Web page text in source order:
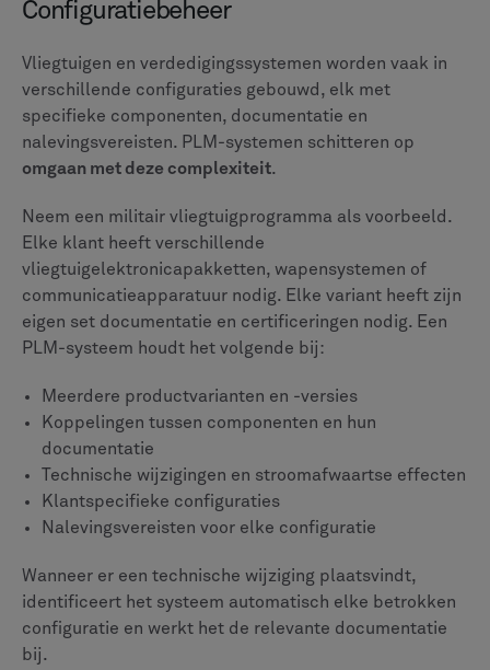
Integratie van de toeleveringsketen
De toeleveringsketen voor ruimtevaart en defensie
strekt zich uit over continenten en omvat duizenden
leveranciers. PLM-systemen helpen u
Met een PLM-platform kunt u:
Technische gegevens veilig delen met leveranciers
Kwalificaties en certificeringen van leveranciers
volgen
in realtime
Push wijzigingsmeldingen onmiddellijk via het
netwerk
Documenteer de naleving van de wettelijke
vereisten door leveranciers
recente verstoringen van de toeleveringsketen.
Fabrikanten die PLM gebruiken, kunnen snel betrokken
componenten identificeren en alternatieve
leveranciers activeren, terwijl ze de volledige